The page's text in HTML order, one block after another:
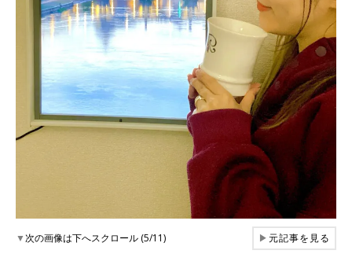
▼次の画像は下へスクロール (5/11) ▶元記事を見る